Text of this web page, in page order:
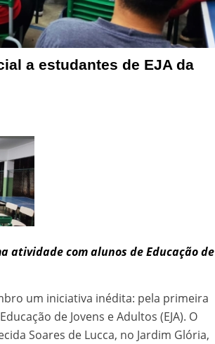
a estudantes de EJA da
atividade com alunos de Educação de
um iniciativa inédita: pela primeira
de Jovens e Adultos (EJA). O
Soares de Lucca, no Jardim Glória,